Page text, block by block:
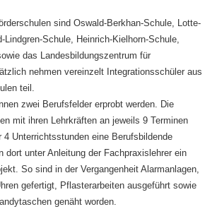
sind Oswald-Berkhan-Schule, Lotte-
Lindgren-Schule, Heinrich-Kielhorn-Schule,
das Landesbildungszentrum für
nehmen vereinzelt Integrationsschüler aus
teil.
zwei Berufsfelder erprobt werden. Die
mit ihren Lehrkräften an jeweils 9 Terminen
4 Unterrichtsstunden eine Berufsbildende
dort unter Anleitung der Fachpraxislehrer ein
So sind in der Vergangenheit Alarmanlagen,
gefertigt, Pflasterarbeiten ausgeführt sowie
genäht worden.